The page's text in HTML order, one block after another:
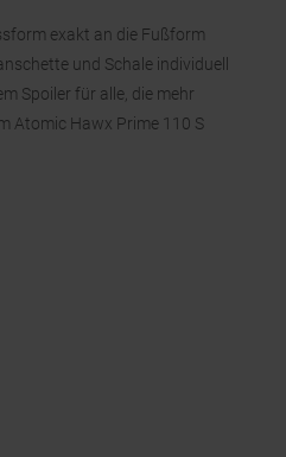
exakt an die Fußform
und Schale individuell
Spoiler für alle, die mehr
Atomic Hawx Prime 110 S